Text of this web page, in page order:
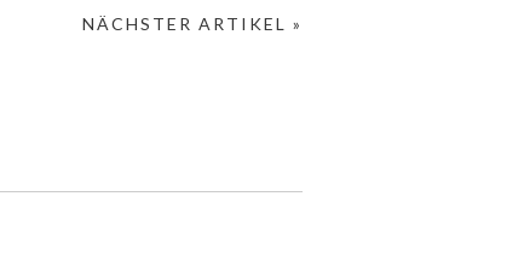
NÄCHSTER ARTIKEL »